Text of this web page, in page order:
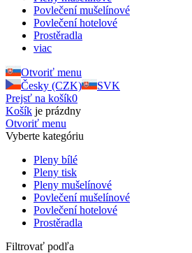
Povlečení mušelínové
Povlečení hotelové
Prostěradla
viac
Otvoriť menu
Česky (CZK)
SVK
Prejsť na košík0
Košík je prázdny
Otvoriť menu
Vyberte kategóriu
Pleny bílé
Pleny tisk
Pleny mušelínové
Povlečení mušelínové
Povlečení hotelové
Prostěradla
Filtrovať podľa